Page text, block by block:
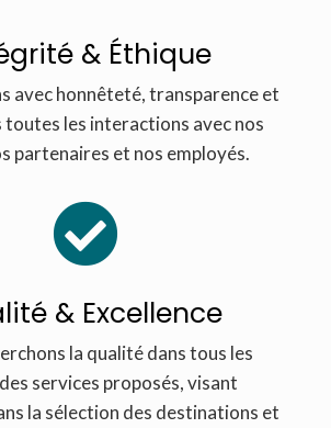
& Éthique
avec honnêteté, transparence et
toutes les interactions avec nos
partenaires et nos employés.

& Excellence
la qualité dans tous les
services proposés, visant
la sélection des destinations et